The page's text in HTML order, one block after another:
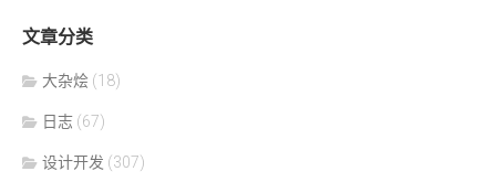
文章分类
大杂烩 (18)
日志 (67)
设计开发 (307)